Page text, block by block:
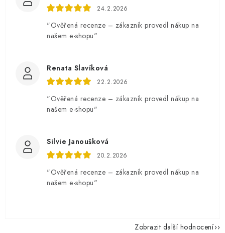
24.2.2026
"Ověřená recenze – zákazník provedl nákup na
našem e-shopu"
Renata Slavíková
22.2.2026
"Ověřená recenze – zákazník provedl nákup na
našem e-shopu"
Silvie Janoušková
20.2.2026
"Ověřená recenze – zákazník provedl nákup na
našem e-shopu"
Zobrazit další hodnocení